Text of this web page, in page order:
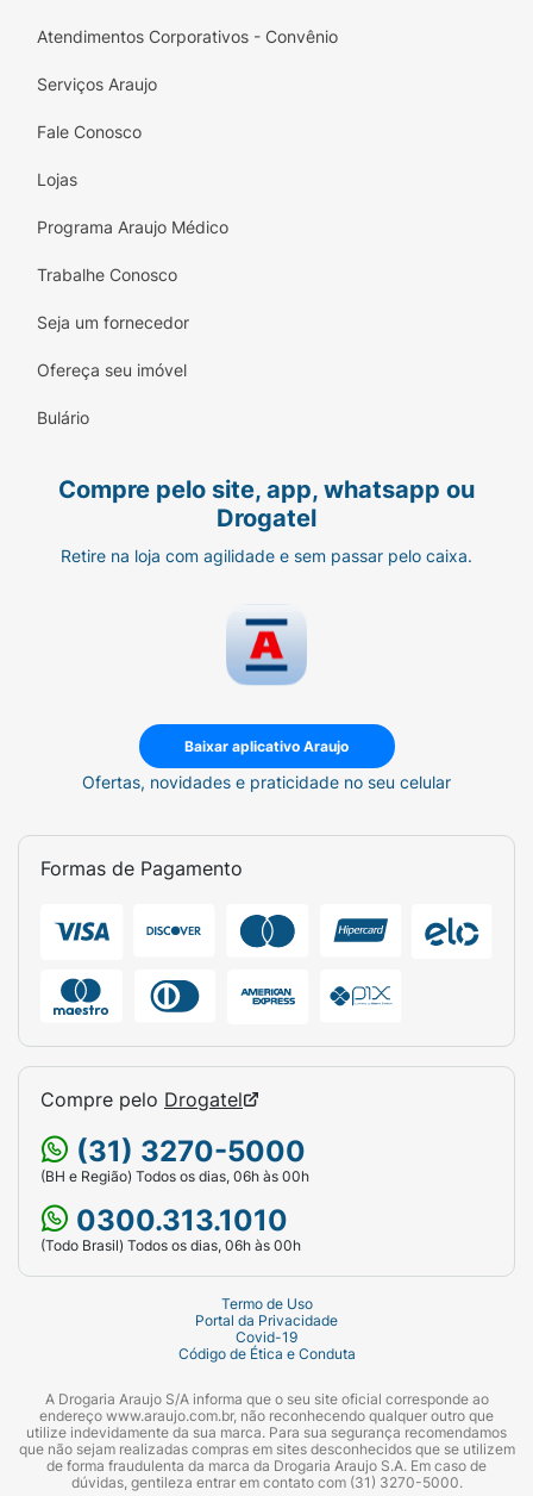
Atendimentos Corporativos - Convênio
Serviços Araujo
Fale Conosco
Lojas
Programa Araujo Médico
Trabalhe Conosco
Seja um fornecedor
Ofereça seu imóvel
Bulário
Compre pelo site, app, whatsapp ou
Drogatel
Retire na loja com agilidade e sem passar pelo caixa.
Baixar aplicativo Araujo
Ofertas, novidades e praticidade no seu celular
Formas de Pagamento
Compre pelo Drogatel
(31) 3270-5000
(BH e Região) Todos os dias, 06h às 00h
0300.313.1010
(Todo Brasil) Todos os dias, 06h às 00h
Termo de Uso
Portal da Privacidade
Covid-19
Código de Ética e Conduta
A Drogaria Araujo S/A informa que o seu site oficial corresponde ao
endereço www.araujo.com.br, não reconhecendo qualquer outro que
utilize indevidamente da sua marca. Para sua segurança recomendamos
que não sejam realizadas compras em sites desconhecidos que se utilizem
de forma fraudulenta da marca da Drogaria Araujo S.A. Em caso de
dúvidas, gentileza entrar em contato com (31) 3270-5000.